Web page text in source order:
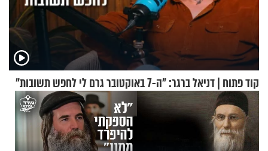
קוד פתוח | דניאל ברגר: "ה-7 באוקטובר גרם לי לחפש תשובות"